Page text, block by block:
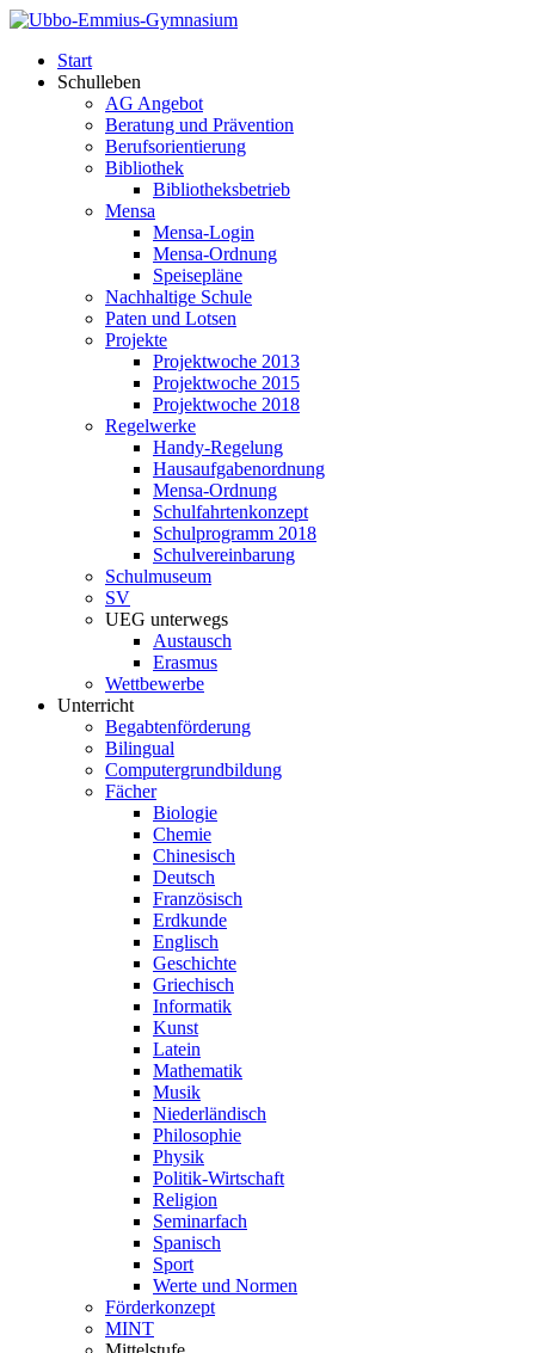
Start
Schulleben
AG Angebot
Beratung und Prävention
Berufsorientierung
Bibliothek
Bibliotheksbetrieb
Mensa
Mensa-Login
Mensa-Ordnung
Speisepläne
Nachhaltige Schule
Paten und Lotsen
Projekte
Projektwoche 2013
Projektwoche 2015
Projektwoche 2018
Regelwerke
Handy-Regelung
Hausaufgabenordnung
Mensa-Ordnung
Schulfahrtenkonzept
Schulprogramm 2018
Schulvereinbarung
Schulmuseum
SV
UEG unterwegs
Austausch
Erasmus
Wettbewerbe
Unterricht
Begabtenförderung
Bilingual
Computergrundbildung
Fächer
Biologie
Chemie
Chinesisch
Deutsch
Französisch
Erdkunde
Englisch
Geschichte
Griechisch
Informatik
Kunst
Latein
Mathematik
Musik
Niederländisch
Philosophie
Physik
Politik-Wirtschaft
Religion
Seminarfach
Spanisch
Sport
Werte und Normen
Förderkonzept
MINT